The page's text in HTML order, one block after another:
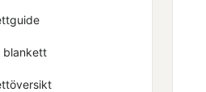
blankett